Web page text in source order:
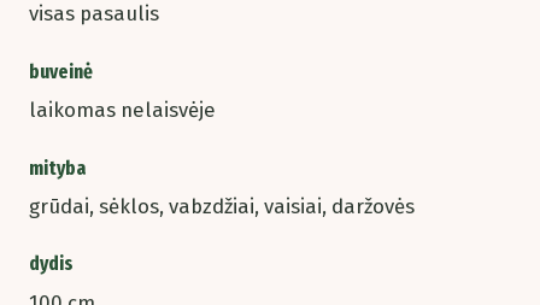
visas pasaulis
buveinė
laikomas nelaisvėje
mityba
grūdai, sėklos, vabzdžiai, vaisiai, daržovės
dydis